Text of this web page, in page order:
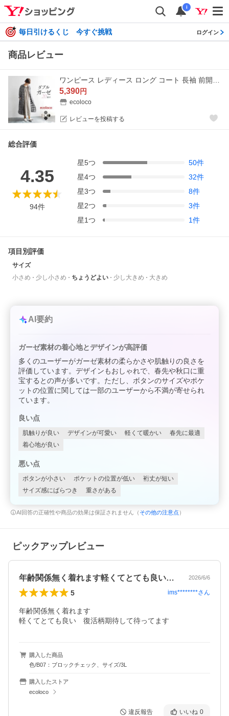
i
毎日引けるくじ 今すぐ挑戦 ログイン
商品レビュー
5,390円
ecoloco
レビューを投稿する
総合評価
4.35
94件
星5つ 50件
星4つ 32件
星3つ 8件
星2つ 3件
星1つ 1件
項目別評価
サイズ
小さめ
少し小さめ ちょうどよい 少し大きめ 大きめ
AI要約
ガーゼ素材の着心地とデザインが高評価
多くのユーザーがガーゼ素材の柔らかさや肌触りの良さを
評価しています。デザインもおしゃれで、春先や秋口に重
宝するとの声が多いです。ただし、ボタンのサイズやポケ
ットの位置に関しては一部のユーザーから不満が寄せられ
ています。
良い点
肌触りが良い デザインが可愛い 軽くて暖かい
春先に最適
着心地が良い
悪い点
ボタンが小さい ポケットの位置が低い
裄丈が短い
サイズ感にばらつき
重さがある
AI回答の正確性や商品の効果は保証されません（ その他の注意点 ）
ピックアップレビュー
年齢関係無く着れます軽くてとても良い復… 2026/6/6
5 ims********さん
年齢関係無く着れます
軽くてとても良い　復活柄期待して待ってます
購入した商品
色/B07：ブロックチェック、サイズ/3L
購入したストア
ecoloco
違反報告 いいね 0